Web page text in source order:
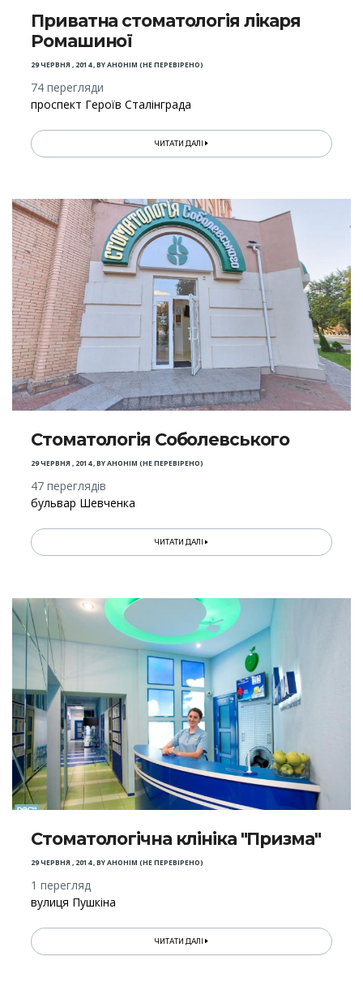
Приватна стоматологія лікаря
Ромашиної
29 ЧЕРВНЯ , 2014,BYАНОНІМ (НЕ ПЕРЕВІРЕНО)
74 перегляди
проспект Героїв Сталінграда
ЧИТАТИ ДАЛІ
Стоматологія Соболевського
29 ЧЕРВНЯ , 2014,BYАНОНІМ (НЕ ПЕРЕВІРЕНО)
47 переглядів
бульвар Шевченка
ЧИТАТИ ДАЛІ
Стоматологічна клініка "Призма"
29 ЧЕРВНЯ , 2014,BYАНОНІМ (НЕ ПЕРЕВІРЕНО)
1 перегляд
вулиця Пушкіна
ЧИТАТИ ДАЛІ